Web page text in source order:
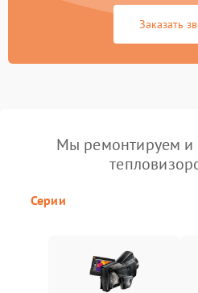
Заказать
Мы ремонтируем и
Серии